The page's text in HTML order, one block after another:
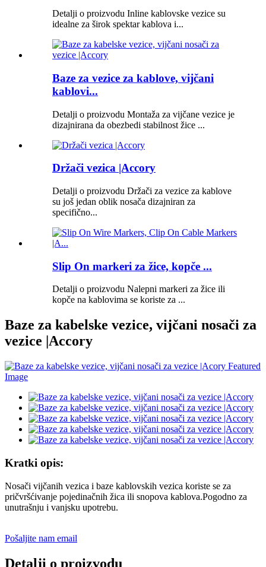
Detalji o proizvodu Inline kablovske vezice su
idealne za širok spektar kablova i...
Baze za vezice za kablove, vijčani
kablovi...
Detalji o proizvodu Montaža za vijčane vezice je
dizajnirana da obezbedi stabilnost žice ...
Držači vezica |Accory
Detalji o proizvodu Držači za vezice za kablove
su još jedan oblik nosača dizajniran za
specifično...
Slip On markeri za žice, kopče ...
Detalji o proizvodu Nalepni markeri za žice ili
kopče na kablovima se koriste za ...
Baze za kabelske vezice, vijčani nosači za
vezice |Accory
Kratki opis:
Nosači vijčanih vezica i baze kablovskih vezica koriste se za
pričvršćivanje pojedinačnih žica ili snopova kablova.Pogodno za
unutrašnju i vanjsku upotrebu.
Pošaljite nam email
Detalji o proizvodu